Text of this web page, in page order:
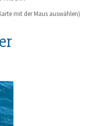
mit der Maus auswählen)